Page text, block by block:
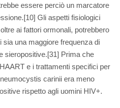
essere perciò un marcatore
Gli aspetti fisiologici
ai fattori ormonali, potrebbero
sia una maggiore frequenza di
sieropositive.[31] Prima che
e i trattamenti specifici per
carinii era meno
rispetto agli uomini HIV+.